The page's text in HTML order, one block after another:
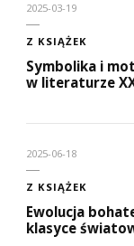
2025-03-19
Z KSIĄŻEK
Symbolika i
w literaturze
2025-06-18
Z KSIĄŻEK
Ewolucja
klasyce